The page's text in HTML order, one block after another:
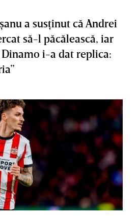
a susţinut că Andrei
să-l păcălească, iar
i-a dat replica: